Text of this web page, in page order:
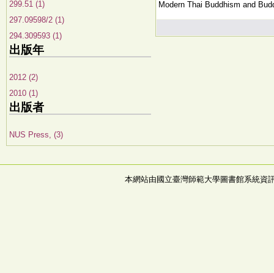
299.51 (1)
297.09598/2 (1)
294.309593 (1)
出版年
2012 (2)
2010 (1)
出版者
NUS Press, (3)
Modern Thai Buddhism and
本網站由國立臺灣師範大學圖書館系統資